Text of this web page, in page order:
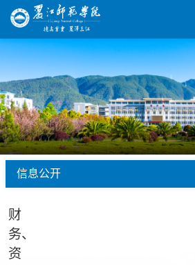
信息公开
财
务、
资